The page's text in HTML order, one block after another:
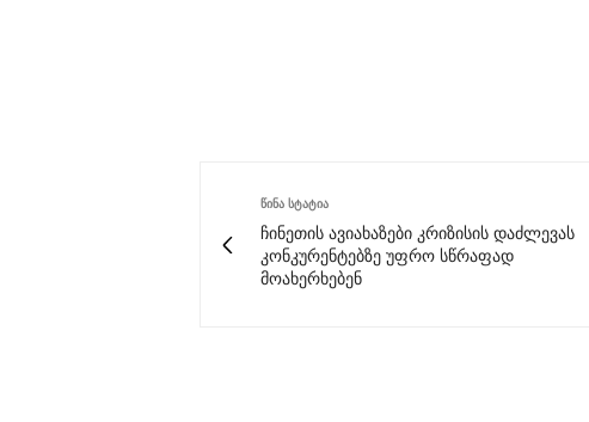
ᲬᲘᲜᲐ ᲡᲢᲐᲢᲘᲐ
ჩინეთის ავიახაზები კრიზისის დაძლევას
კონკურენტებზე უფრო სწრაფად
მოახერხებენ